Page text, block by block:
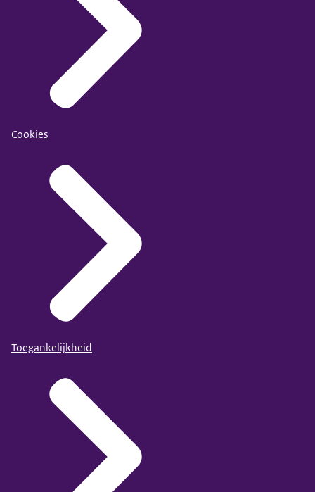
Cookies
Toegankelijkheid